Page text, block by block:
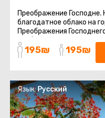
Преображение Господне.
благодатное облако на
Преображения
195₪ 195₪
Язык:Русский